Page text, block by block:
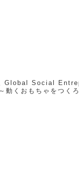
ム Global Social
くおもちゃをつく